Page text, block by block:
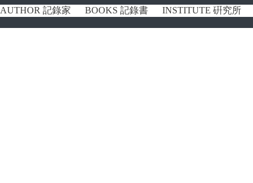
AUTHOR 記錄家 BOOKS 記錄書 INSTITUTE 硏究所